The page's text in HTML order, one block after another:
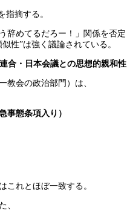
指摘する。
辞めてるだろー！」関係を否
性”は強く議論されている。
合・日本会議との思想的親和性
教会の政治部門）は、
事態条項入り）
これとほぼ一致する。
、